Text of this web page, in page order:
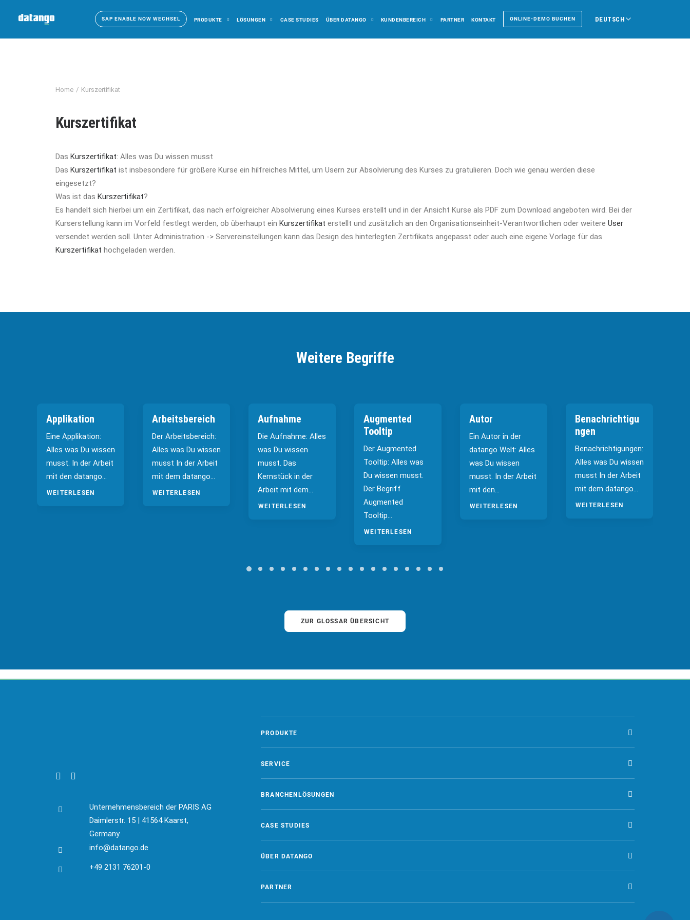
SAP ENABLE NOW WECHSEL PRODUKTE LÖSUNGEN CASE STUDIES ÜBER DATANGO KUNDENBEREICH PARTNER KONTAKT ONLINE-DEMO BUCHEN DEUTSCH
Home Kurszertifikat
Kurszertifikat
Das Kurszertifikat: Alles was Du wissen musst
Das Kurszertifikat ist insbesondere für größere Kurse ein hilfreiches Mittel, um Usern zur Absolvierung des Kurses zu gratulieren. Doch wie genau werden diese
eingesetzt?
Was ist das Kurszertifikat?
Es handelt sich hierbei um ein Zertifikat, das nach erfolgreicher Absolvierung eines Kurses erstellt und in der Ansicht Kurse als PDF zum Download angeboten wird. Bei der
Kurserstellung kann im Vorfeld festlegt werden, ob überhaupt ein Kurszertifikat erstellt und zusätzlich an den Organisationseinheit-Verantwortlichen oder weitere User
versendet werden soll. Unter Administration -> Servereinstellungen kann das Design des hinterlegten Zertifikats angepasst oder auch eine eigene Vorlage für das
Kurszertifikat hochgeladen werden.
Weitere Begriffe
Applikation
Eine Applikation:
Alles was Du wissen
musst. In der Arbeit
mit den datango…
WEITERLESEN
Arbeitsbereich
Der Arbeitsbereich:
Alles was Du wissen
musst In der Arbeit
mit dem datango…
WEITERLESEN
Aufnahme
Die Aufnahme: Alles
was Du wissen
musst. Das
Kernstück in der
Arbeit mit dem…
WEITERLESEN
Augmented
Tooltip
Der Augmented
Tooltip: Alles was
Du wissen musst.
Der Begriff
Augmented
Tooltip…
WEITERLESEN
Autor
Ein Autor in der
datango Welt: Alles
was Du wissen
musst. In der Arbeit
mit den…
WEITERLESEN
Benachrichtigu
ngen
Benachrichtigungen:
Alles was Du wissen
musst In der Arbeit
mit dem datango…
WEITERLESEN
ZUR GLOSSAR ÜBERSICHT
Unternehmensbereich der PARIS AG
Daimlerstr. 15 | 41564 Kaarst,
Germany
info@datango.de
+49 2131 76201-0
PRODUKTE
SERVICE
BRANCHENLÖSUNGEN
CASE STUDIES
ÜBER DATANGO
PARTNER